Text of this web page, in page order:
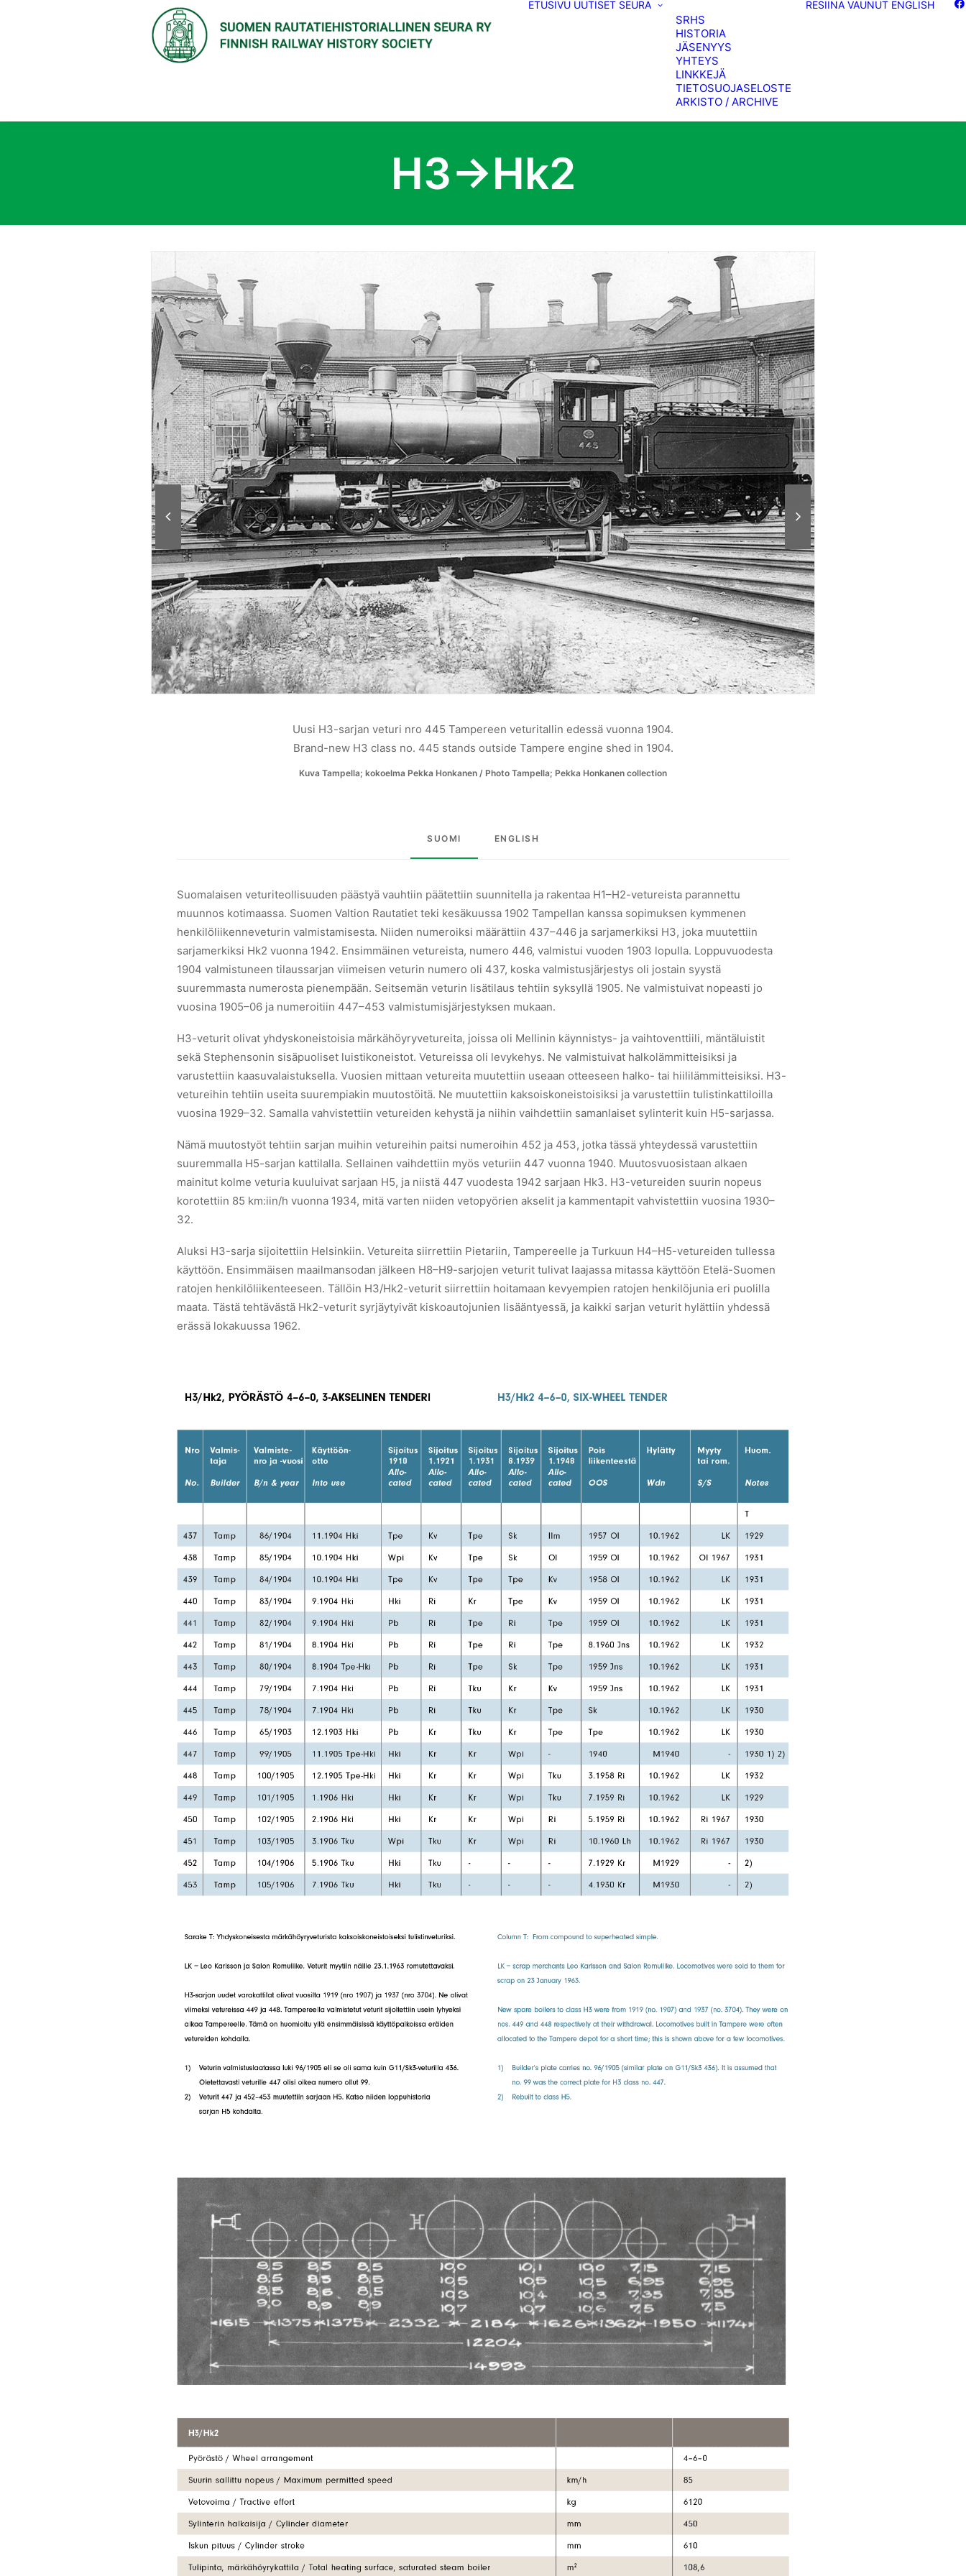
ETUSIVU UUTISET SEURA
SRHS
HISTORIA
JÄSENYYS
YHTEYS
LINKKEJÄ
TIETOSUOJASELOSTE
ARKISTO / ARCHIVE
RESIINA VAUNUT ENGLISH
H3→Hk2
Uusi H3-sarjan veturi nro 445 Tampereen veturitallin edessä vuonna 1904.
Brand-new H3 class no. 445 stands outside Tampere engine shed in 1904.
Kuva Tampella; kokoelma Pekka Honkanen / Photo Tampella; Pekka Honkanen collection
SUOMI ENGLISH
Suomalaisen veturiteollisuuden päästyä vauhtiin päätettiin suunnitella ja rakentaa H1–H2-vetureista parannettu
muunnos kotimaassa. Suomen Valtion Rautatiet teki kesäkuussa 1902 Tampellan kanssa sopimuksen kymmenen
henkilöliikenneveturin valmistamisesta. Niiden numeroiksi määrättiin 437–446 ja sarjamerkiksi H3, joka muutettiin
sarjamerkiksi Hk2 vuonna 1942. Ensimmäinen vetureista, numero 446, valmistui vuoden 1903 lopulla. Loppuvuodesta
1904 valmistuneen tilaussarjan viimeisen veturin numero oli 437, koska valmistusjärjestys oli jostain syystä
suuremmasta numerosta pienempään. Seitsemän veturin lisätilaus tehtiin syksyllä 1905. Ne valmistuivat nopeasti jo
vuosina 1905–06 ja numeroitiin 447–453 valmistumisjärjestyksen mukaan.
H3-veturit olivat yhdyskoneistoisia märkähöyryvetureita, joissa oli Mellinin käynnistys- ja vaihtoventtiili, mäntäluistit
sekä Stephensonin sisäpuoliset luistikoneistot. Vetureissa oli levykehys. Ne valmistuivat halkolämmitteisiksi ja
varustettiin kaasuvalaistuksella. Vuosien mittaan vetureita muutettiin useaan otteeseen halko- tai hiililämmitteisiksi. H3-
vetureihin tehtiin useita suurempiakin muutostöitä. Ne muutettiin kaksoiskoneistoisiksi ja varustettiin tulistinkattiloilla
vuosina 1929–32. Samalla vahvistettiin vetureiden kehystä ja niihin vaihdettiin samanlaiset sylinterit kuin H5-sarjassa.
Nämä muutostyöt tehtiin sarjan muihin vetureihin paitsi numeroihin 452 ja 453, jotka tässä yhteydessä varustettiin
suuremmalla H5-sarjan kattilalla. Sellainen vaihdettiin myös veturiin 447 vuonna 1940. Muutosvuosistaan alkaen
mainitut kolme veturia kuuluivat sarjaan H5, ja niistä 447 vuodesta 1942 sarjaan Hk3. H3-vetureiden suurin nopeus
korotettiin 85 km:iin/h vuonna 1934, mitä varten niiden vetopyörien akselit ja kammentapit vahvistettiin vuosina 1930–
32.
Aluksi H3-sarja sijoitettiin Helsinkiin. Vetureita siirrettiin Pietariin, Tampereelle ja Turkuun H4–H5-vetureiden tullessa
käyttöön. Ensimmäisen maailmansodan jälkeen H8–H9-sarjojen veturit tulivat laajassa mitassa käyttöön Etelä-Suomen
ratojen henkilöliikenteeseen. Tällöin H3/Hk2-veturit siirrettiin hoitamaan kevyempien ratojen henkilöjunia eri puolilla
maata. Tästä tehtävästä Hk2-veturit syrjäytyivät kiskoautojunien lisääntyessä, ja kaikki sarjan veturit hylättiin yhdessä
erässä lokakuussa 1962.